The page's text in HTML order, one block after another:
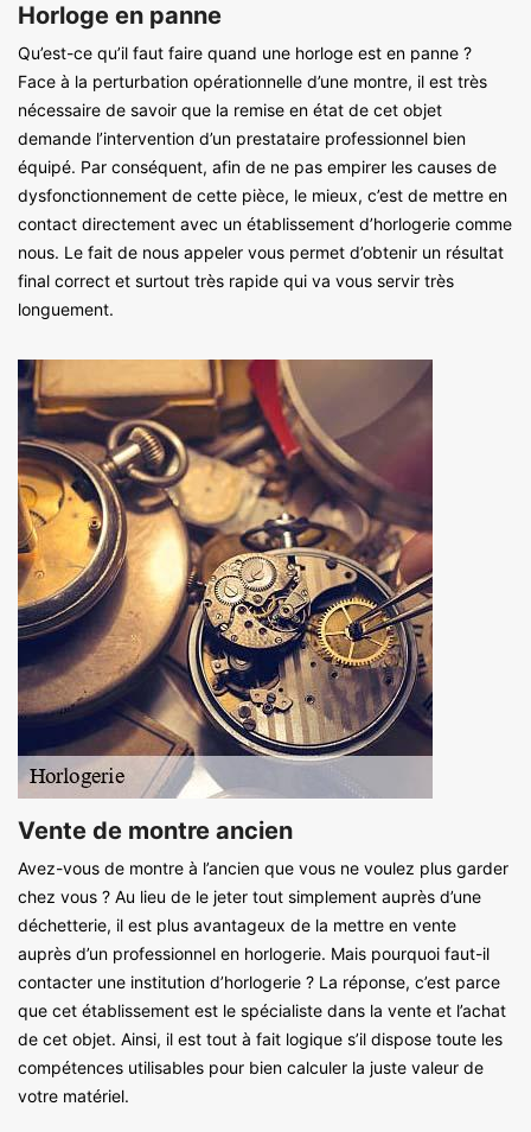
Horloge en panne
Qu’est-ce qu’il faut faire quand une horloge est en panne ?
Face à la perturbation opérationnelle d’une montre, il est très
nécessaire de savoir que la remise en état de cet objet
demande l’intervention d’un prestataire professionnel bien
équipé. Par conséquent, afin de ne pas empirer les causes de
dysfonctionnement de cette pièce, le mieux, c’est de mettre en
contact directement avec un établissement d’horlogerie comme
nous. Le fait de nous appeler vous permet d’obtenir un résultat
final correct et surtout très rapide qui va vous servir très
longuement.
Vente de montre ancien
Avez-vous de montre à l’ancien que vous ne voulez plus garder
chez vous ? Au lieu de le jeter tout simplement auprès d’une
déchetterie, il est plus avantageux de la mettre en vente
auprès d’un professionnel en horlogerie. Mais pourquoi faut-il
contacter une institution d’horlogerie ? La réponse, c’est parce
que cet établissement est le spécialiste dans la vente et l’achat
de cet objet. Ainsi, il est tout à fait logique s’il dispose toute les
compétences utilisables pour bien calculer la juste valeur de
votre matériel.